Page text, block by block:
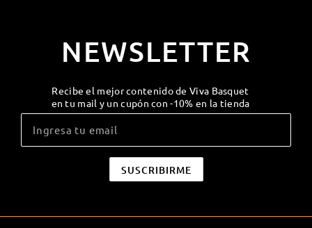
NEWSLETTER
Recibe el mejor contenido de Viva Basquet
en tu mail y un cupón con -10% en la tienda